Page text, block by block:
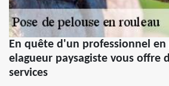
En quête d'un professionnel en
elagueur paysagiste vous offre
services